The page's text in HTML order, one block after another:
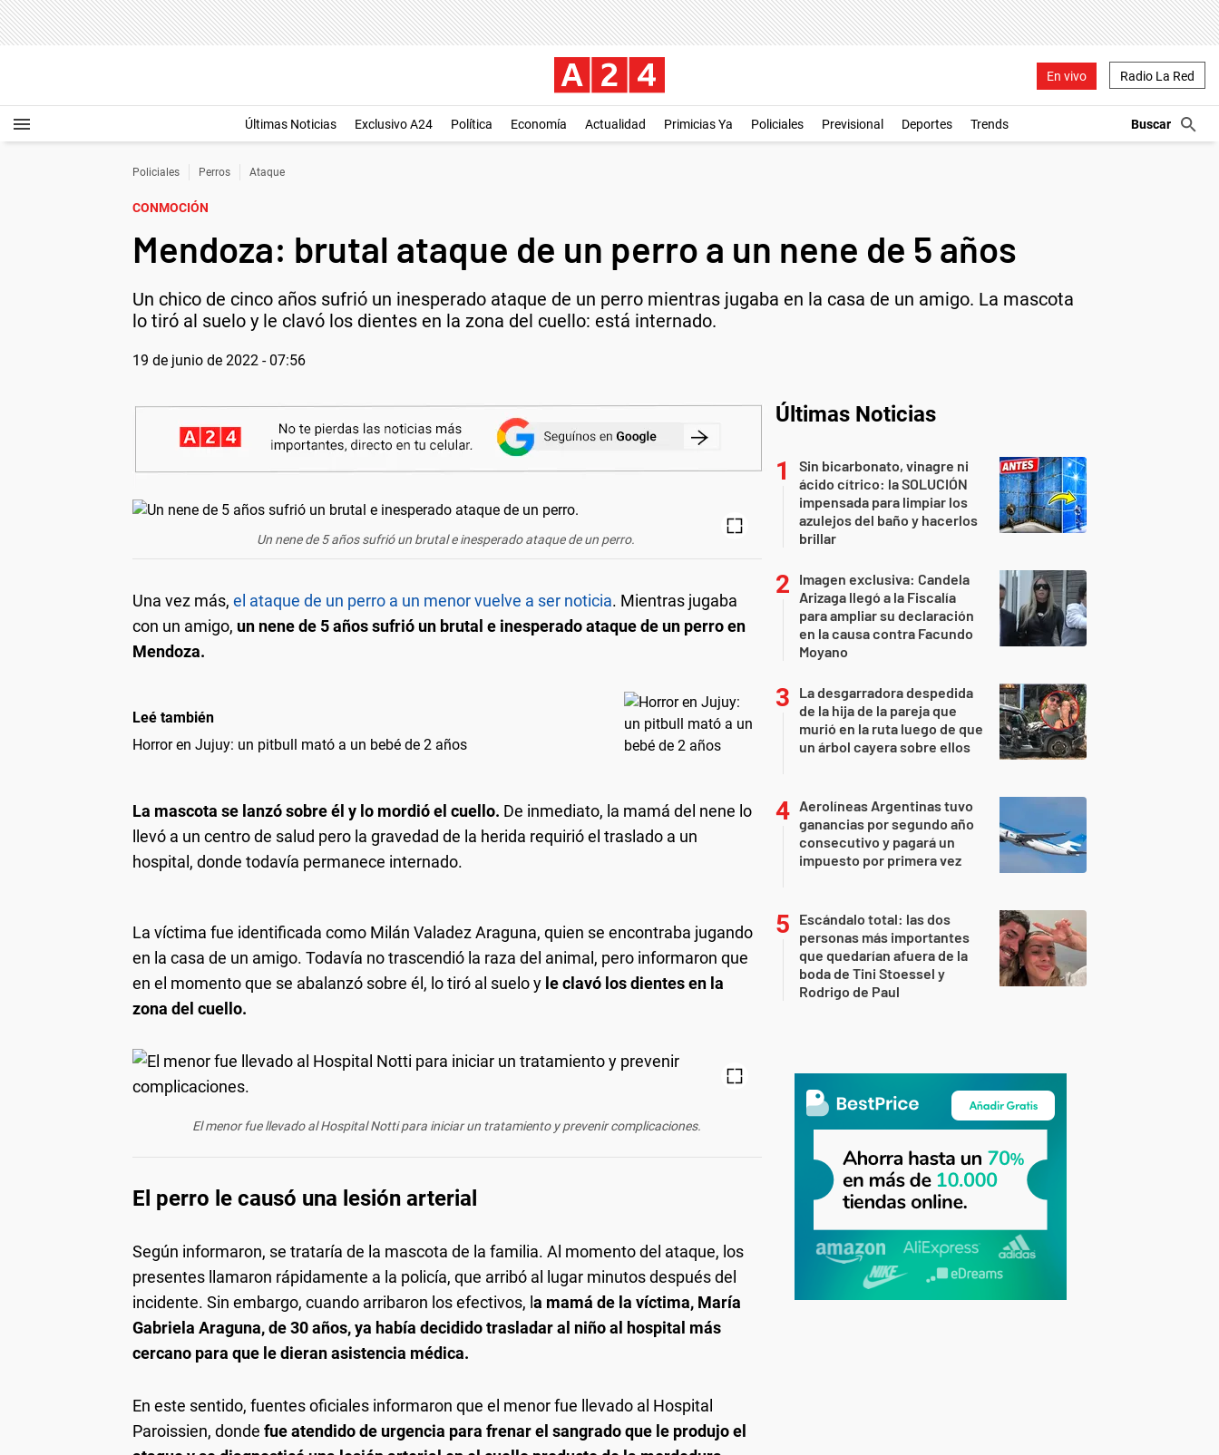
En vivo Radio La Red
Últimas Noticias Exclusivo A24 Política Economía Actualidad Primicias Ya Policiales Previsional Deportes Trends
Policiales Perros Ataque
CONMOCIÓN
Mendoza: brutal ataque de un perro a un nene de 5 años
Un chico de cinco años sufrió un inesperado ataque de un perro mientras jugaba en la casa de un amigo. La mascota
lo tiró al suelo y le clavó los dientes en la zona del cuello: está internado.
19 de junio de 2022 - 07:56
Un nene de 5 años sufrió un brutal e inesperado ataque de un perro.
Una vez más, el ataque de un perro a un menor vuelve a ser noticia. Mientras jugaba
con un amigo, un nene de 5 años sufrió un brutal e inesperado ataque de un perro en
Mendoza.
Leé también
Horror en Jujuy: un pitbull mató a un bebé de 2 años
La mascota se lanzó sobre él y lo mordió el cuello. De inmediato, la mamá del nene lo
llevó a un centro de salud pero la gravedad de la herida requirió el traslado a un
hospital, donde todavía permanece internado.
La víctima fue identificada como Milán Valadez Araguna, quien se encontraba jugando
en la casa de un amigo. Todavía no trascendió la raza del animal, pero informaron que
en el momento que se abalanzó sobre él, lo tiró al suelo y le clavó los dientes en la
zona del cuello.
El menor fue llevado al Hospital Notti para iniciar un tratamiento y prevenir complicaciones.
El perro le causó una lesión arterial
Según informaron, se trataría de la mascota de la familia. Al momento del ataque, los
presentes llamaron rápidamente a la policía, que arribó al lugar minutos después del
incidente. Sin embargo, cuando arribaron los efectivos, la mamá de la víctima, María
Gabriela Araguna, de 30 años, ya había decidido trasladar al niño al hospital más
cercano para que le dieran asistencia médica.
En este sentido, fuentes oficiales informaron que el menor fue llevado al Hospital
Paroissien, donde fue atendido de urgencia para frenar el sangrado que le produjo el
Últimas Noticias
Sin bicarbonato, vinagre ni
ácido cítrico: la SOLUCIÓN
impensada para limpiar los
azulejos del baño y hacerlos
brillar
Imagen exclusiva: Candela
Arizaga llegó a la Fiscalía
para ampliar su declaración
en la causa contra Facundo
Moyano
La desgarradora despedida
de la hija de la pareja que
murió en la ruta luego de que
un árbol cayera sobre ellos
Aerolíneas Argentinas tuvo
ganancias por segundo año
consecutivo y pagará un
impuesto por primera vez
Escándalo total: las dos
personas más importantes
que quedarían afuera de la
boda de Tini Stoessel y
Rodrigo de Paul